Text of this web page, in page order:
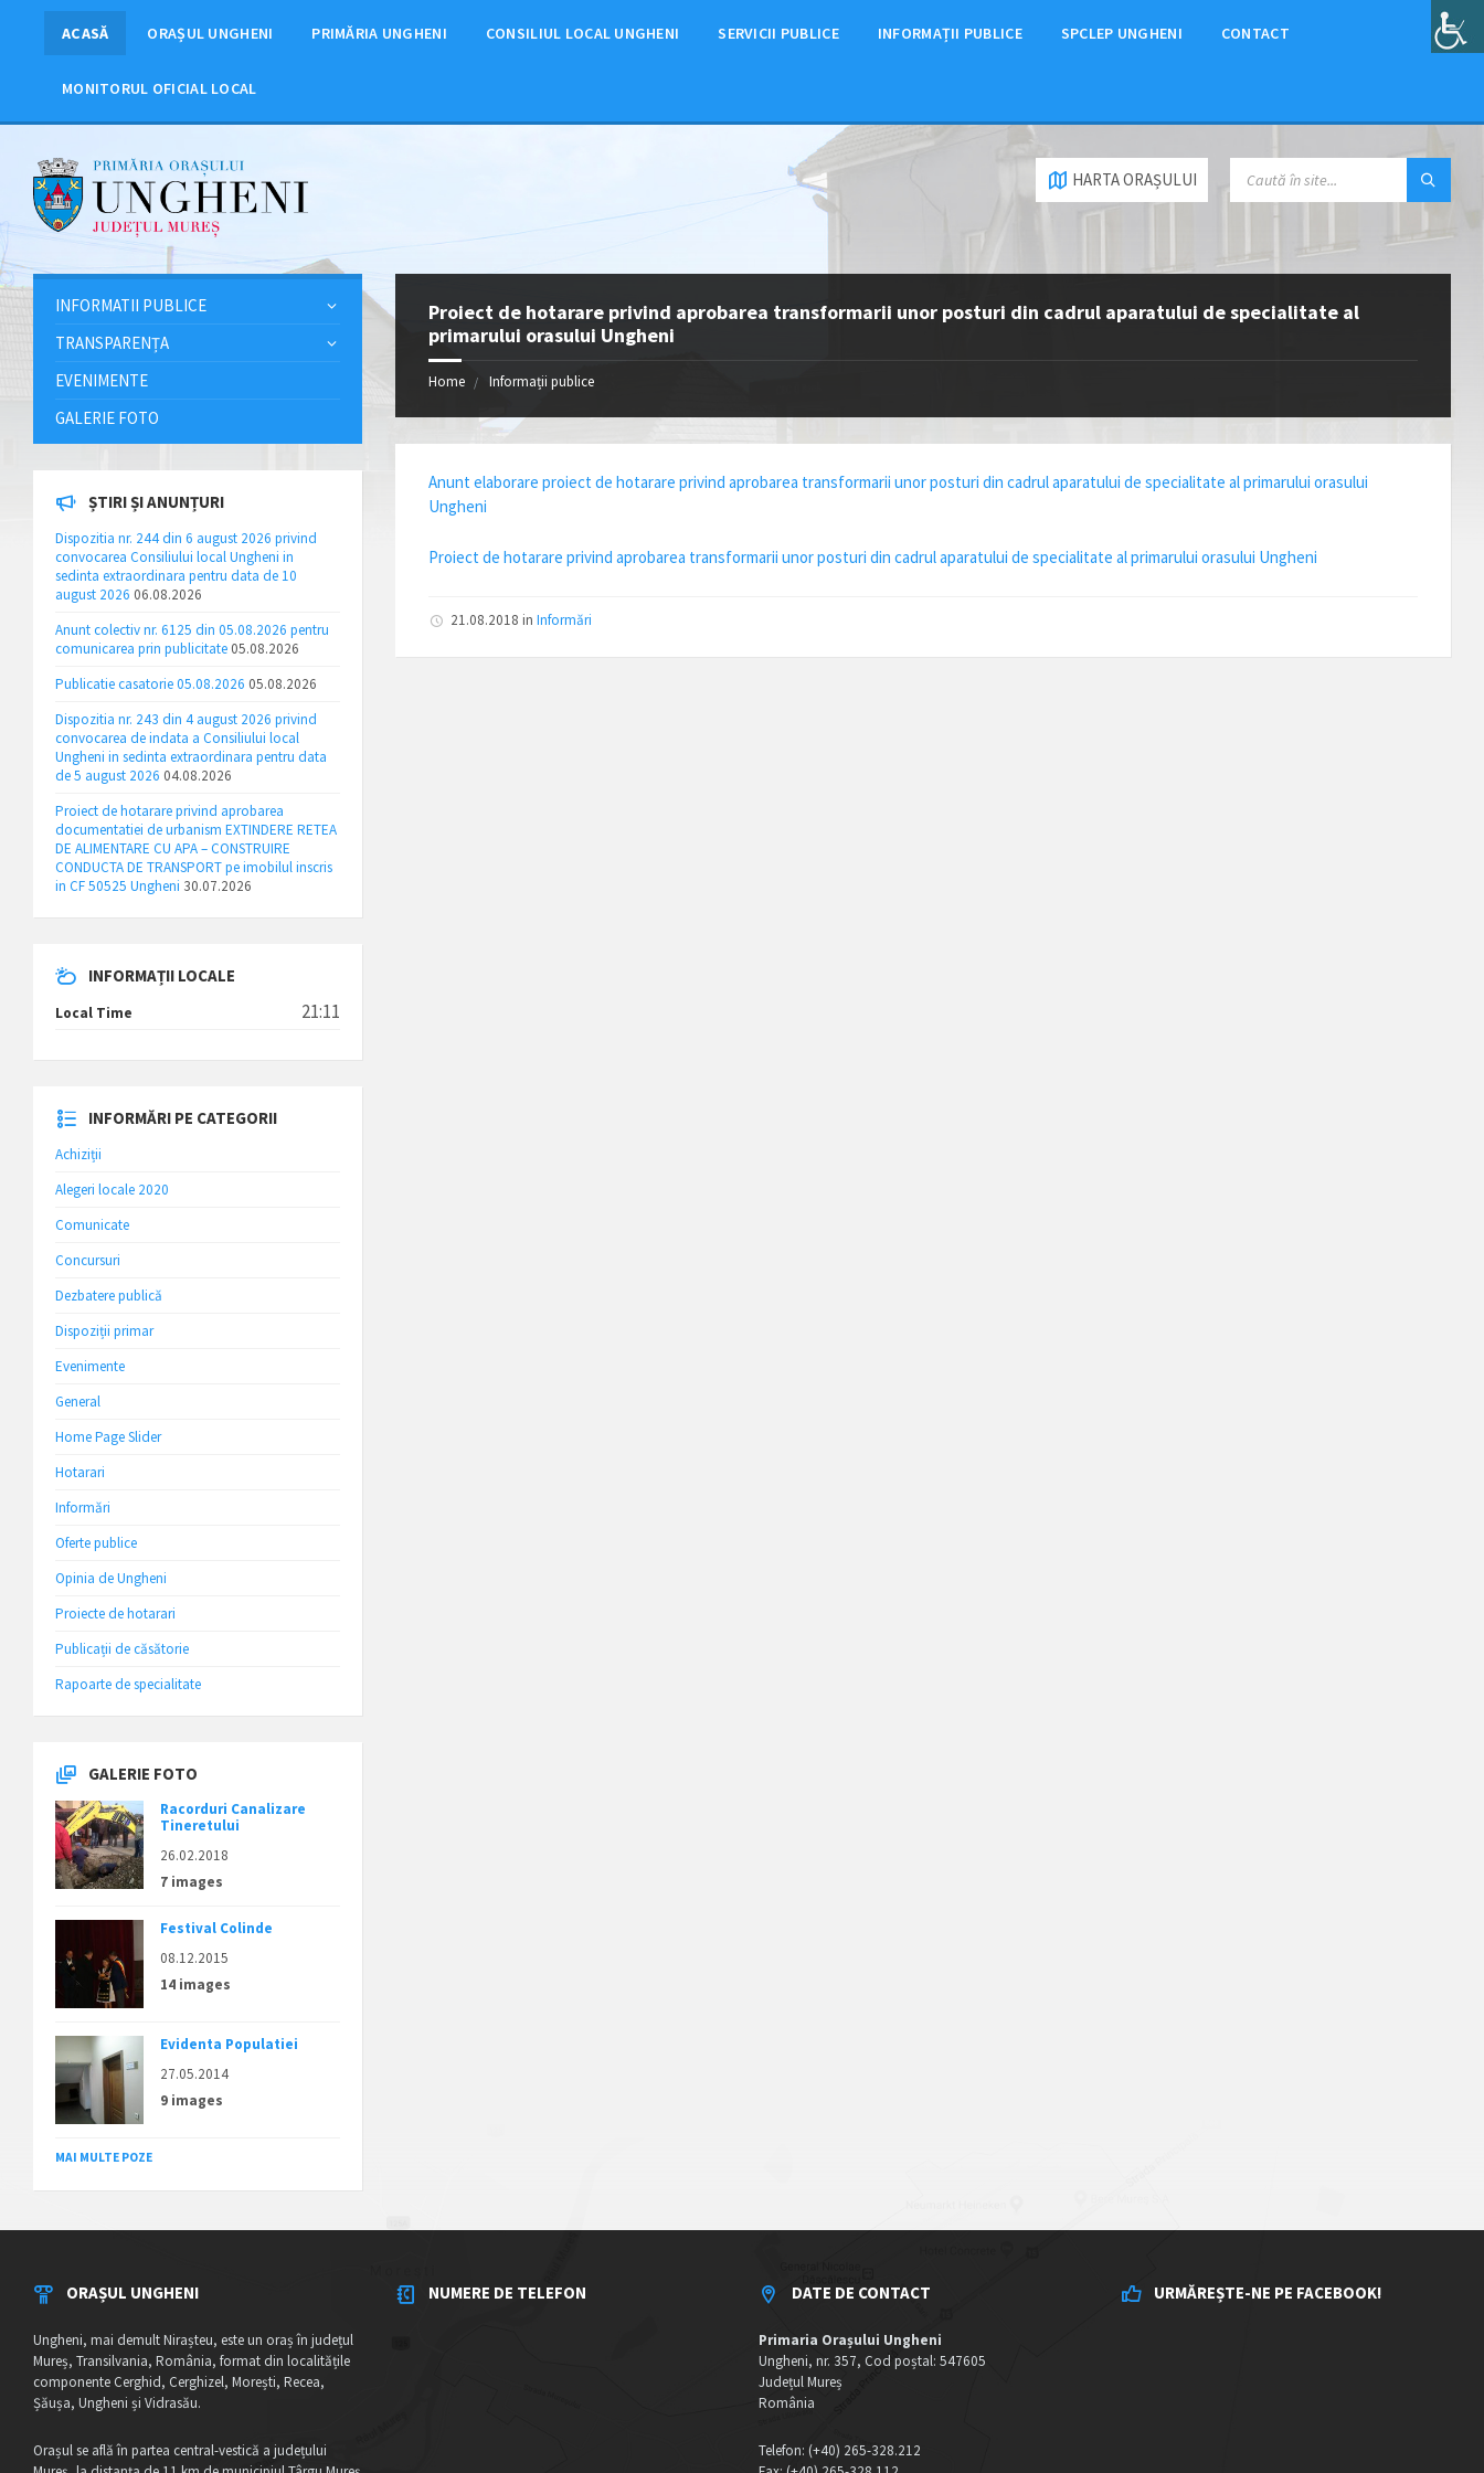
ACASĂ ORAȘUL UNGHENI PRIMĂRIA UNGHENI CONSILIUL LOCAL UNGHENI SERVICII PUBLICE INFORMAȚII PUBLICE SPCLEP UNGHENI CONTACT
MONITORUL OFICIAL LOCAL
HARTA ORAȘULUI
Proiect de hotarare privind aprobarea transformarii unor posturi din cadrul aparatului de specialitate al
primarului orasului Ungheni
Home Informații publice
Anunt elaborare proiect de hotarare privind aprobarea transformarii unor posturi din cadrul aparatului de specialitate al primarului orasului
Ungheni
Proiect de hotarare privind aprobarea transformarii unor posturi din cadrul aparatului de specialitate al primarului orasului Ungheni
21.08.2018inInformări
INFORMATII PUBLICE
TRANSPARENȚA
EVENIMENTE
GALERIE FOTO
ȘTIRI ȘI ANUNȚURI
Dispozitia nr. 244 din 6 august 2026 privind
convocarea Consiliului local Ungheni in
sedinta extraordinara pentru data de 10
august 2026 06.08.2026
Anunt colectiv nr. 6125 din 05.08.2026 pentru
comunicarea prin publicitate 05.08.2026
Publicatie casatorie 05.08.2026 05.08.2026
Dispozitia nr. 243 din 4 august 2026 privind
convocarea de indata a Consiliului local
Ungheni in sedinta extraordinara pentru data
de 5 august 2026 04.08.2026
Proiect de hotarare privind aprobarea
documentatiei de urbanism EXTINDERE RETEA
DE ALIMENTARE CU APA – CONSTRUIRE
CONDUCTA DE TRANSPORT pe imobilul inscris
in CF 50525 Ungheni 30.07.2026
INFORMAȚII LOCALE
Local Time 21:11
INFORMĂRI PE CATEGORII
Achiziții
Alegeri locale 2020
Comunicate
Concursuri
Dezbatere publică
Dispoziții primar
Evenimente
General
Home Page Slider
Hotarari
Informări
Oferte publice
Opinia de Ungheni
Proiecte de hotarari
Publicații de căsătorie
Rapoarte de specialitate
GALERIE FOTO
Racorduri Canalizare
Tineretului
26.02.2018
7 images
Festival Colinde
08.12.2015
14 images
Evidenta Populatiei
27.05.2014
9 images
MAI MULTE POZE
ORAȘUL UNGHENI
Ungheni, mai demult Nirașteu, este un oraș în județul
Mureș, Transilvania, România, format din localitățile
componente Cerghid, Cerghizel, Morești, Recea,
Șăușa, Ungheni și Vidrasău.
Orașul se află în partea central-vestică a județului
NUMERE DE TELEFON DATE DE CONTACT
Primaria Orașului Ungheni
Ungheni, nr. 357, Cod poștal: 547605
Județul Mureș
România
Telefon: (+40) 265-328.212
URMĂREȘTE-NE PE FACEBOOK!